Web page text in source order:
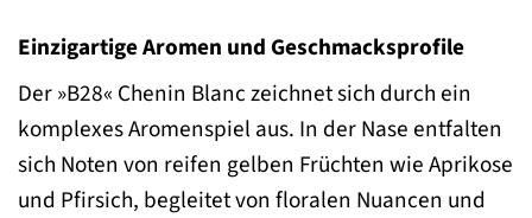
Einzigartige Aromen und Geschmacksprofile
Der »B28« Chenin Blanc zeichnet sich durch ein
komplexes Aromenspiel aus. In der Nase entfalten
sich Noten von reifen gelben Früchten wie Aprikose
und Pfirsich, begleitet von floralen Nuancen und